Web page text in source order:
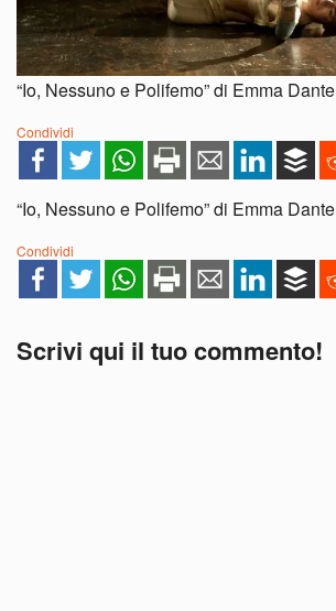
“Io, Nessuno e Polifemo” di Emma Dante
Condividi
“Io, Nessuno e Polifemo” di Emma Dante
Condividi
Scrivi qui il tuo commento!